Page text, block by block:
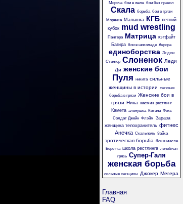
Моряча бои в желе бои без правил
Скала борьба бои в грязи
Морячка Малышка КГБ летний
кубок mud wrestling
Пантера Матрица кэтфайт
Багира бои в шоколаде Аврора
единоборства Энджи
Стингер Слоненок Леди
Ди женские бои
Пуля никита сильные
женщины в истории женская
борьба в грязи Женские бои в
грязи Ника жасмин рестлинг
Камета аленушка Китана Фокс
Солдат Джейн Флэйм Зараза
женщина телохранитель фитнес
Анечка Скальпель Зайка
эротическая борьба бои в масле
Беретта школа рестлинга лечебная
грязь Супер-Галя
женская борьба
сильные женщины Джокер Мегера
Главная
FAQ